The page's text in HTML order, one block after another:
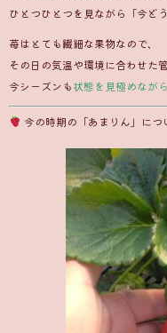
ひとつひとつを見ながら「今ど
苺はとても繊細な果物なので、
その日の気温や環境に合わせた
今シーズンも状態を見極めなが
今の時期の「あまりん」につ